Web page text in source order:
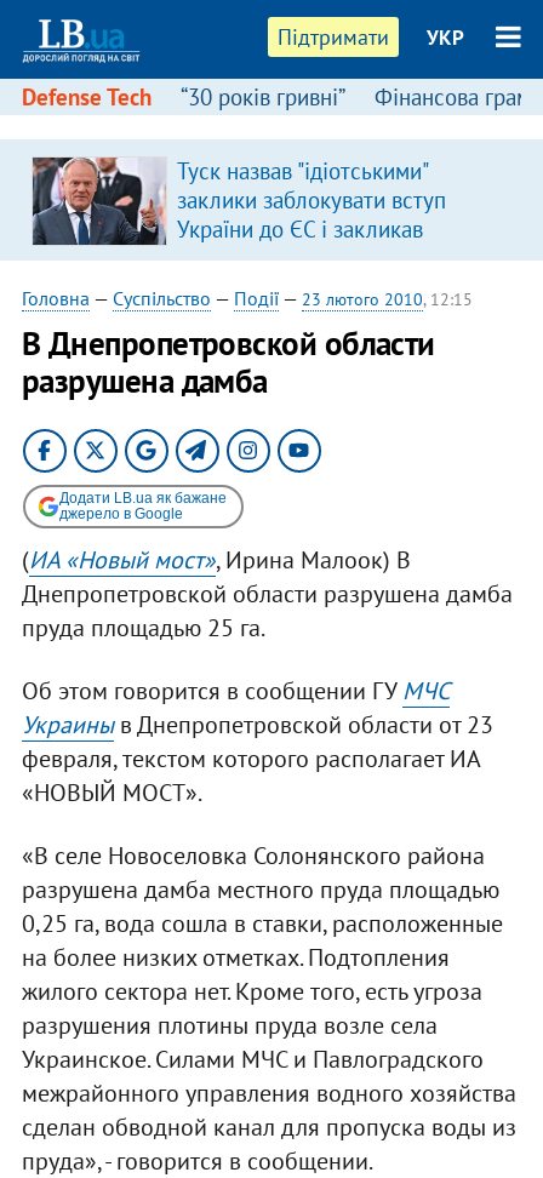
Підтримати УКР
Defense Tech “30 років гривні” Фінансова
Туск назвав "ідіотськими"
заклики заблокувати вступ
України до ЄС і закликав
припинити антиукраїнську
риторику
Головна — Суспільство — Події— 23 лютого 2010, 12:15
В Днепропетровской области
разрушена дамба
Додати LB.ua як бажане
джерело в Google
(ИА «Новый мост», Ирина Малоок) В
Днепропетровской области разрушена дамба
пруда площадью 25 га.
Об этом говорится в сообщении ГУМЧС
Украиныв Днепропетровской области от 23
февраля, текстом которого располагает ИА
«НОВЫЙ МОСТ».
«В селе Новоселовка Солонянского района
разрушена дамба местного пруда площадью
0,25 га, вода сошла в ставки, расположенные
на более низких отметках. Подтопления
жилого сектора нет. Кроме того, есть угроза
разрушения плотины пруда возле села
Украинское. Силами МЧС и Павлоградского
межрайонного управления водного хозяйства
сделан обводной канал для пропуска воды из
пруда», - говорится в сообщении.